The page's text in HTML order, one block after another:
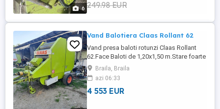
6 249.98 EUR
Vand Balotiera Claas Rollant 62
Vand presa baloti rotunzi Claas Rollant
62.Face Baloti de 1,20x1,50 m.Stare foarte
buna.Uzura mica la lanturi si
pinioane.Legare electrica pe ata comanda
din cabina tractorului. Accept orice
proba.Tine presiunea in cilindri.Nu scade
Braila, Braila
azi 06:33
4 553 EUR